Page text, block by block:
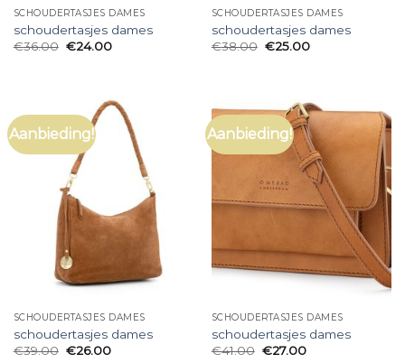
SCHOUDERTASJES DAMES
schoudertasjes dames
€36.00 €24.00
SCHOUDERTASJES DAMES
schoudertasjes dames
€38.00 €25.00
Aanbieding!
SCHOUDERTASJES DAMES
schoudertasjes dames
€39.00 €26.00
Aanbieding!
SCHOUDERTASJES DAMES
schoudertasjes dames
€41.00 €27.00